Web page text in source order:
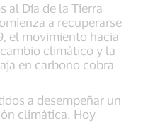
al Día de la Tierra
a recuperarse
el movimiento hacia
climático y la
en carbono cobra
a desempeñar un
climática. Hoy